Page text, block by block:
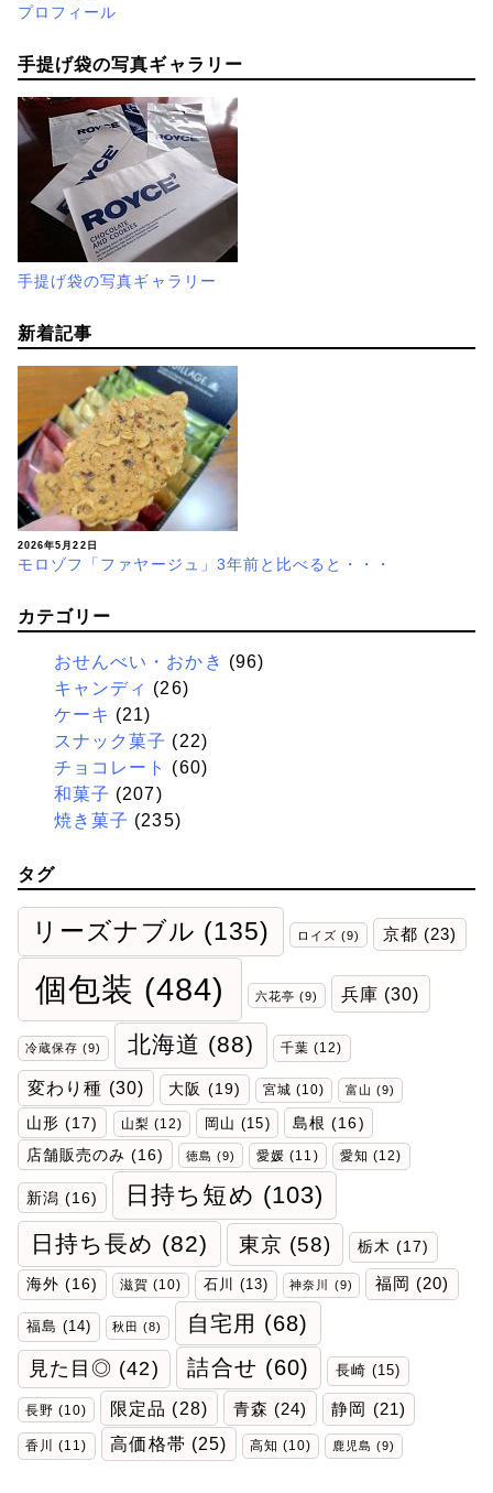
プロフィール
手提げ袋の写真ギャラリー
手提げ袋の写真ギャラリー
新着記事
2026年5月22日
モロゾフ「ファヤージュ」3年前と比べると・・・
カテゴリー
おせんべい・おかき (96)
キャンディ (26)
ケーキ (21)
スナック菓子 (22)
チョコレート
(60)
和菓子 (207)
焼き菓子 (235)
タグ
リーズナブル (135) ロイズ (9) 京都 (23)
個包装 (484) 六花亭 (9) 兵庫 (30)
冷蔵保存 (9) 北海道 (88) 千葉 (12)
変わり種 (30) 大阪 (19) 宮城 (10) 富山 (9)
山形 (17) 山梨 (12) 岡山 (15) 島根 (16)
店舗販売のみ (16) 徳島 (9) 愛媛 (11) 愛知 (12)
新潟 (16) 日持ち短め (103)
日持ち長め (82) 東京 (58) 栃木 (17)
海外 (16) 滋賀 (10) 石川 (13) 神奈川 (9) 福岡 (20)
福島 (14) 秋田 (8) 自宅用 (68)
見た目◎ (42) 詰合せ (60) 長崎 (15)
長野 (10) 限定品 (28) 青森 (24) 静岡 (21)
香川 (11) 高価格帯 (25) 高知 (10) 鹿児島 (9)